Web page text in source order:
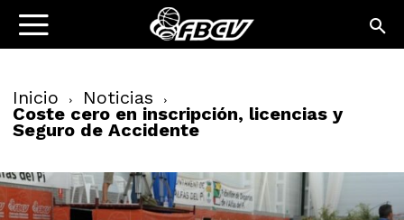
Inicio Noticias
Coste cero en inscripción, licencias y
Seguro de Accidente